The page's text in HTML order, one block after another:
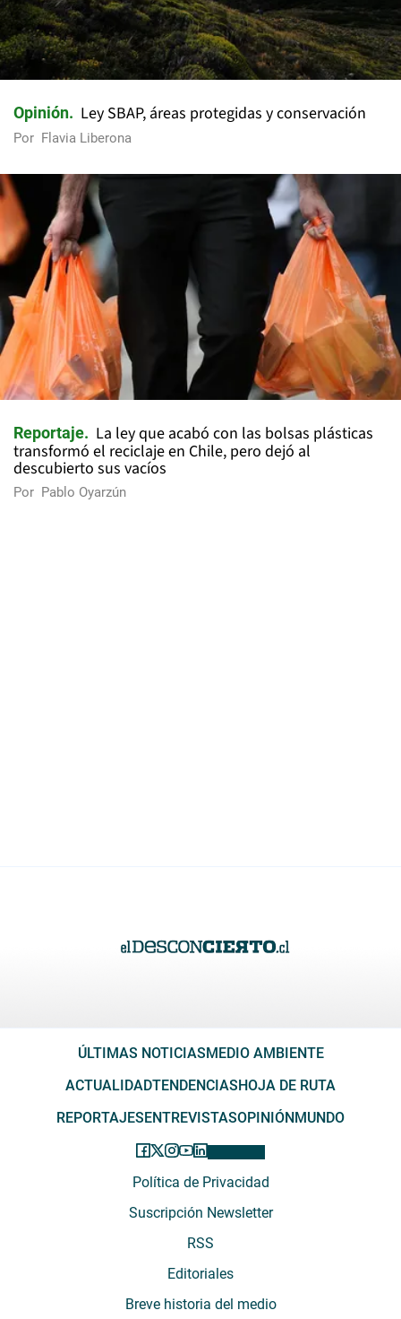
Opinión Ley SBAP, áreas protegidas y conservación
Por Flavia Liberona
Reportaje
La ley que acabó con las bolsas plásticas
transformó el reciclaje en Chile, pero dejó al
descubierto sus vacíos
Por Pablo Oyarzún
ÚLTIMAS NOTICIASMEDIO AMBIENTE
ACTUALIDADTENDENCIASHOJA DE RUTA
REPORTAJESENTREVISTASOPINIÓNMUNDO
Política de Privacidad
Suscripción Newsletter
RSS
Editoriales
Breve historia del medio